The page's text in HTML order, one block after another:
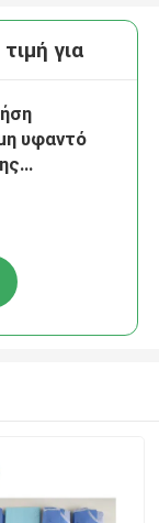
για
υφαντό